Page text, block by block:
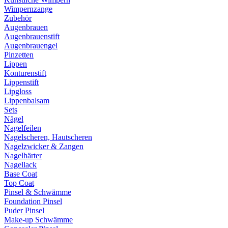
Wimpernzange
Zubehör
Augenbrauen
Augenbrauenstift
Augenbrauengel
Pinzetten
Lippen
Konturenstift
Lippenstift
Lipgloss
Lippenbalsam
Sets
Nägel
Nagelfeilen
Nagelscheren, Hautscheren
Nagelzwicker & Zangen
Nagelhärter
Nagellack
Base Coat
Top Coat
Pinsel & Schwämme
Foundation Pinsel
Puder Pinsel
Make-up Schwämme